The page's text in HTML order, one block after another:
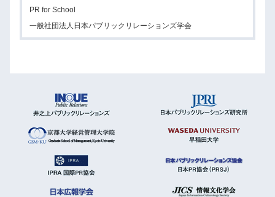
PR for School
一般社団法人日本パブリックリレーションズ学会